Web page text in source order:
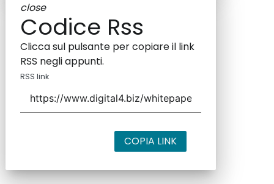
close
Codice Rss
Clicca sul pulsante per copiare il link
RSS negli appunti.
RSS link
COPIA LINK